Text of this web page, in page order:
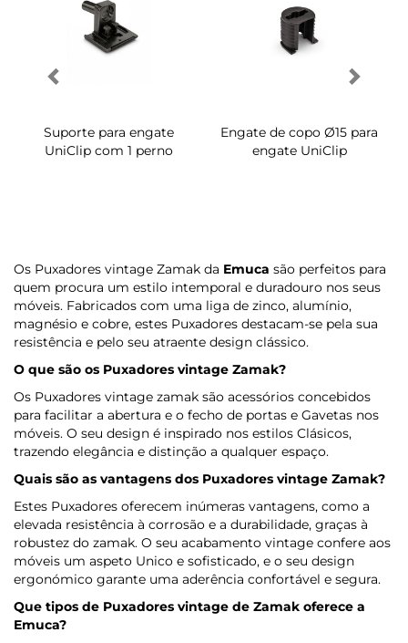
Suporte para engate
UniClip com 1 perno
Engate de copo Ø15 para
engate UniClip
Os Puxadores vintage Zamak da Emuca são perfeitos para
quem procura um estilo intemporal e duradouro nos seus
móveis. Fabricados com uma liga de zinco, alumínio,
magnésio e cobre, estes Puxadores destacam-se pela sua
resistência e pelo seu atraente design clássico.
O que são os Puxadores vintage Zamak?
Os Puxadores vintage zamak são acessórios concebidos
para facilitar a abertura e o fecho de portas e Gavetas nos
móveis. O seu design é inspirado nos estilos Clásicos,
trazendo elegância e distinção a qualquer espaço.
Quais são as vantagens dos Puxadores vintage Zamak?
Estes Puxadores oferecem inúmeras vantagens, como a
elevada resistência à corrosão e a durabilidade, graças à
robustez do zamak. O seu acabamento vintage confere aos
móveis um aspeto Unico e sofisticado, e o seu design
ergonómico garante uma aderência confortável e segura.
Que tipos de Puxadores vintage de Zamak oferece a
Emuca?